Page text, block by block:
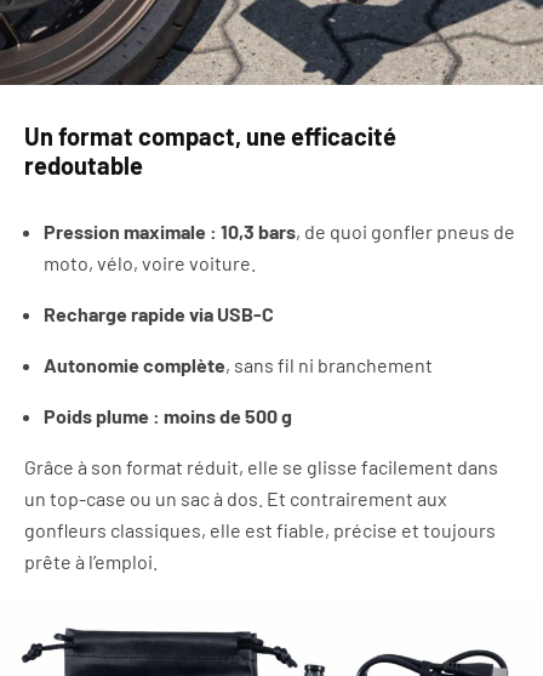
Un format compact, une efficacité
redoutable
Pression maximale : 10,3 bars, de quoi gonfler pneus de
moto, vélo, voire voiture.
Recharge rapide via USB-C
Autonomie complète, sans fil ni branchement
Poids plume : moins de 500 g
Grâce à son format réduit, elle se glisse facilement dans
un top-case ou un sac à dos. Et contrairement aux
gonfleurs classiques, elle est fiable, précise et toujours
prête à l’emploi.